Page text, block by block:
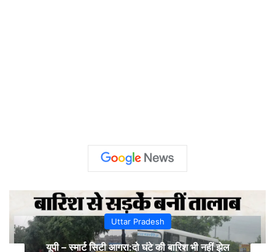
Uttar Pradesh
यूपी – स्मार्ट सिटी आगरा:दो घंटे की बारिश भी नहीं झेल